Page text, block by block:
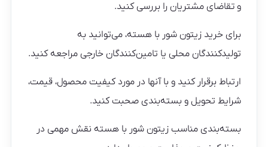
و تقاضای مشتریان را بررسی کنید.
برای خرید زیتون شور با هسته، می‌توانید به
تولیدکنندگان محلی یا تامین‌کنندگان خارجی مراجعه کنید.
ارتباط برقرار کنید و با آنها در مورد کیفیت محصول، قیمت،
شرایط تحویل و بسته‌بندی صحبت کنید.
بسته‌بندی مناسب زیتون شور با هسته نقش مهمی در